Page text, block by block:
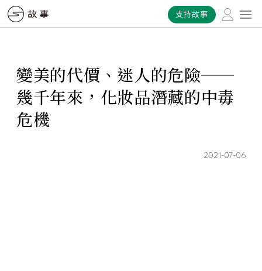
支持故事
變美的代價、迷人的危險──
幾千年來，化妝品潛藏的中毒
危機
2021-07-06